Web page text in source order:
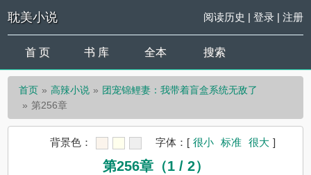
耽美小说 阅读历史 | 登录| 注册
首 页 书 库 全本 搜索
首页 高辣小说
团宠锦鲤妻：我带着盲盒系统无敌了
第256章
背景色： 字体： [ 很小 标准 很大 ]
第256章（1 / 2）